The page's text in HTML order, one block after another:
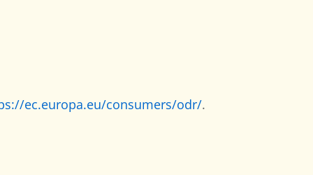
ec.europa.eu/consumers/odr/.